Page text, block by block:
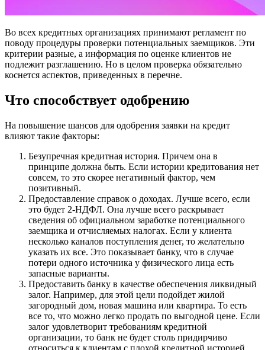
Во всех кредитных организациях принимают регламент по
поводу процедуры проверки потенциальных заемщиков. Эти
критерии разные, а информация по оценке клиентов не
подлежит разглашению. Но в целом проверка обязательно
коснется аспектов, приведенных в перечне.
Что способствует одобрению
На повышение шансов для одобрения заявки на кредит
влияют такие факторы:
Безупречная кредитная история. Причем она в
принципе должна быть. Если истории кредитования нет
совсем, то это скорее негативный фактор, чем
позитивный.
Предоставление справок о доходах. Лучше всего, если
это будет 2-НДФЛ. Она лучше всего раскрывает
сведения об официальном заработке потенциального
заемщика и отчисляемых налогах. Если у клиента
несколько каналов поступления денег, то желательно
указать их все. Это показывает банку, что в случае
потери одного источника у физического лица есть
запасные варианты.
Предоставить банку в качестве обеспечения ликвидный
залог. Например, для этой цели подойдет жилой
загородный дом, новая машина или квартира. То есть
все то, что можно легко продать по выгодной цене. Если
залог удовлетворит требованиям кредитной
организации, то банк не будет столь придирчиво